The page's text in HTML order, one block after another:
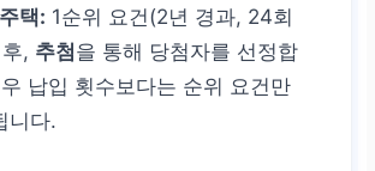
택: 1순위 요건(2년 경과, 24회
, 추첨 을 통해 당첨자를 선정합
납입 횟수보다는 순위 요건만
니다.